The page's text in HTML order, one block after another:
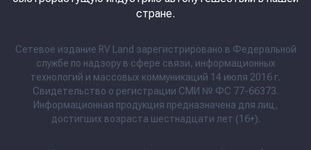
стране.
Сетевое издание RV Land зарегистрировано в Федеральной
службе по надзору в сфере связи, информационных
технологий и массовых коммуникаций 14 июля 2016 г.
Свидетельство о регистрации СМИ № ФС 77-66373.
Информационная продукция предназначена для лиц,
достигших возраста шестнадцати лет (16+).